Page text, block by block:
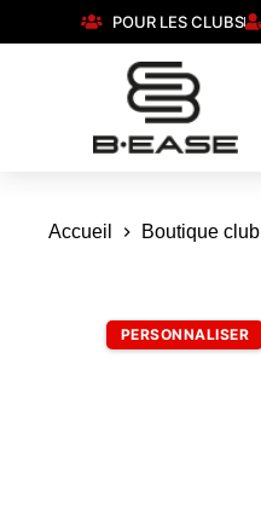
POUR LES CLUBS
Accueil Boutique club
PERSONNALISER